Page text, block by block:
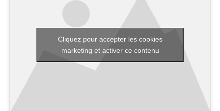
Cliquez pour accepter les cookies
marketing et activer ce contenu